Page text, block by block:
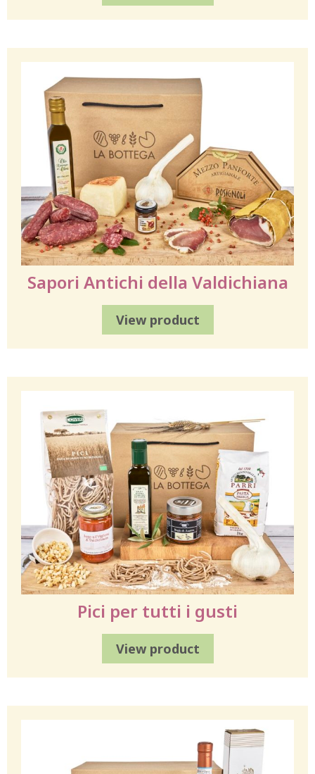
Sapori Antichi della Valdichiana
View product
Pici per tutti i gusti
View product